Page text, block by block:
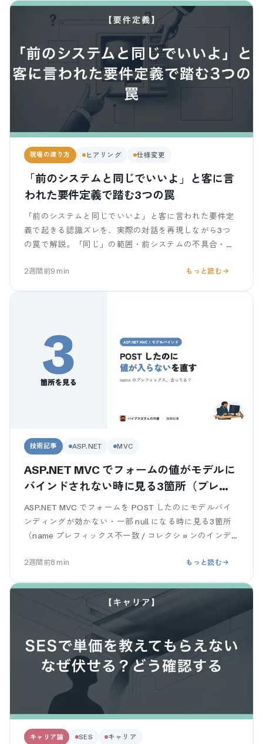
現場の渡り方 ヒアリング 仕様変更
「前のシステムと同じでいいよ」と客に言
われた要件定義で踏む3つの罠
「前のシステムと同じでいいよ」と客に言われた要件定
義で起きる認識ズレを、実際の対話を再現しながら3つ
の罠で解説。「同じ」の範囲・前システムの不具合・誰
テンプレ付きで。
2週間前9 min もっと読む
技術記事 ASP.NET MVC
ASP.NET MVC でフォームの値がモデルに
バインドされない時に見る3箇所（プレフ
ィックス / コレクション / Bind）
ASP.NET MVC でフォームを POST したのにモデルバイ
ンディングが効かない・一部 null になる時に見る3箇所
（name プレフィックス不一致 / コレクションのインデ
2週間前8 min もっと読む
キャリア論 SES キャリア